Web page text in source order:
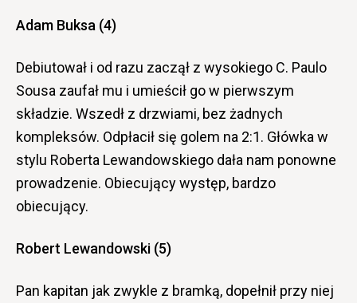
Adam Buksa (4)
Debiutował i od razu zaczął z wysokiego C. Paulo
Sousa zaufał mu i umieścił go w pierwszym
składzie. Wszedł z drzwiami, bez żadnych
kompleksów. Odpłacił się golem na 2:1. Główka w
stylu Roberta Lewandowskiego dała nam ponowne
prowadzenie. Obiecujący występ, bardzo
obiecujący.
Robert Lewandowski (5)
Pan kapitan jak zwykle z bramką, dopełnił przy niej